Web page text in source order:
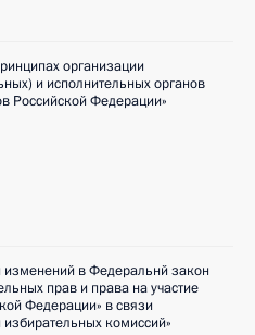
организации
и исполнительных органов
Российской Федерации»
в Федеральнй закон
прав и права на участие
Федерации» в связи
комиссий»